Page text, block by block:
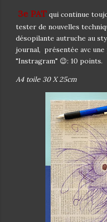
3e PAT qui continue
tester de nouvelles
désopilante autruche au
journal, présentée avc
"Instragram" 😉: 10 points.
A4 toile 30 X 25cm